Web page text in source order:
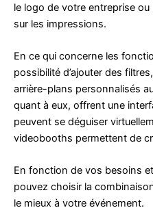
le logo de votre entreprise
sur les impressions.
En ce qui concerne les
possibilité d’ajouter des
arrière-plans personnalisés
quant à eux, offrent une
peuvent se déguiser
videobooths permettent de
En fonction de vos besoins
pouvez choisir la
le mieux à votre événement.